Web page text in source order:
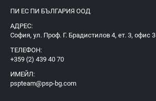
ПИ ЕС ПИ БЪЛГАРИЯ ООД
АДРЕС:
София, ул. Проф. Г. Брадистилов 4, ет. 3, офис 3
ТЕЛЕФОН:
+359 (2) 439 40 70
ИМЕЙЛ:
pspteam@psp-bg.com